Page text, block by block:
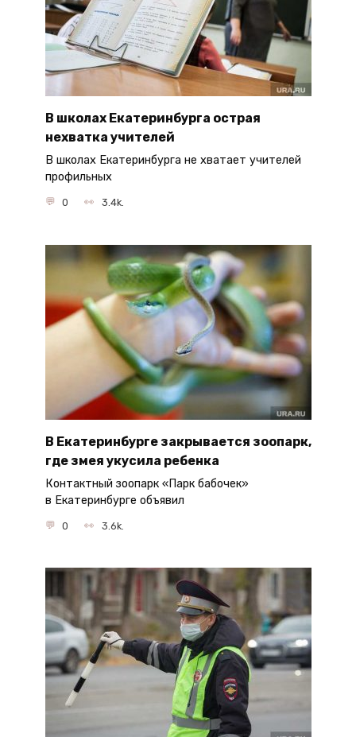
В школах Екатеринбурга острая
нехватка учителей
В школах Екатеринбурга не хватает учителей
профильных
0 3.4k.
В Екатеринбурге закрывается зоопарк,
где змея укусила ребенка
Контактный зоопарк «Парк бабочек»
в Екатеринбурге объявил
0 3.6k.